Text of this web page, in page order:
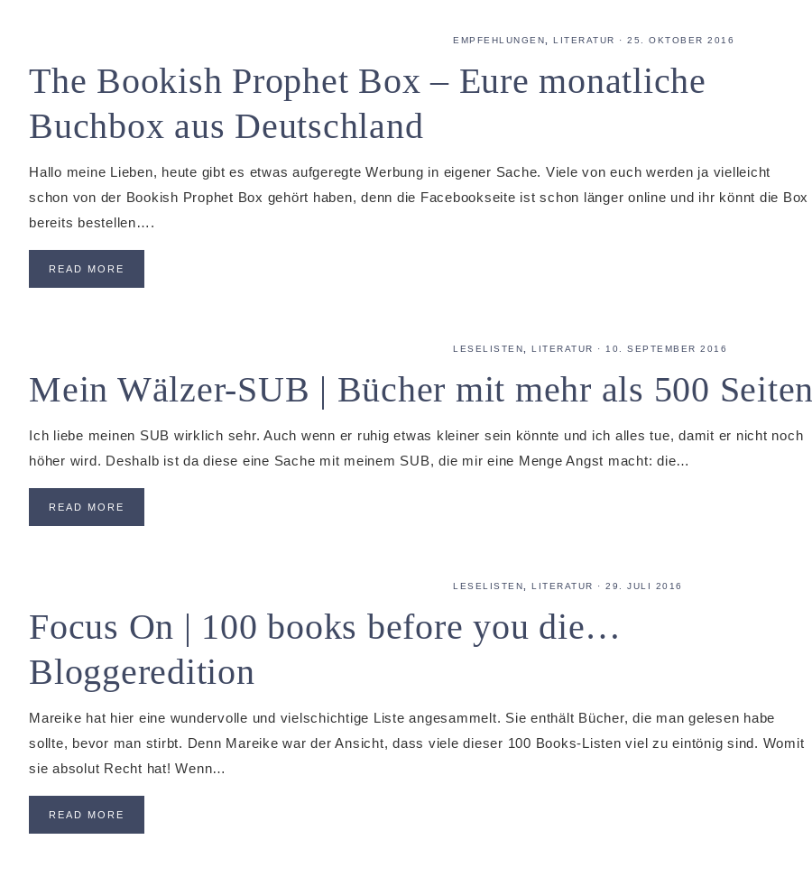
EMPFEHLUNGEN LITERATUR · 25. OKTOBER 2016
The Bookish Prophet Box – Eure monatliche
Buchbox aus Deutschland
Hallo meine Lieben, heute gibt es etwas aufgeregte Werbung in eigener Sache. Viele von euch werden ja vielleicht
schon von der Bookish Prophet Box gehört haben, denn die Facebookseite ist schon länger online und ihr könnt die Box
bereits bestellen….
READ MORE
LESELISTEN LITERATUR · 10. SEPTEMBER 2016
Mein Wälzer-SUB | Bücher mit mehr als 500 Seiten
Ich liebe meinen SUB wirklich sehr. Auch wenn er ruhig etwas kleiner sein könnte und ich alles tue, damit er nicht noch
höher wird. Deshalb ist da diese eine Sache mit meinem SUB, die mir eine Menge Angst macht: die…
READ MORE
LESELISTEN LITERATUR · 29. JULI 2016
Focus On | 100 books before you die…
Bloggeredition
Mareike hat hier eine wundervolle und vielschichtige Liste angesammelt. Sie enthält Bücher, die man gelesen habe
sollte, bevor man stirbt. Denn Mareike war der Ansicht, dass viele dieser 100 Books-Listen viel zu eintönig sind. Womit
sie absolut Recht hat! Wenn…
READ MORE